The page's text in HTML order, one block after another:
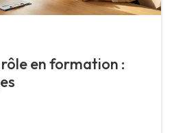
rôle en formation :